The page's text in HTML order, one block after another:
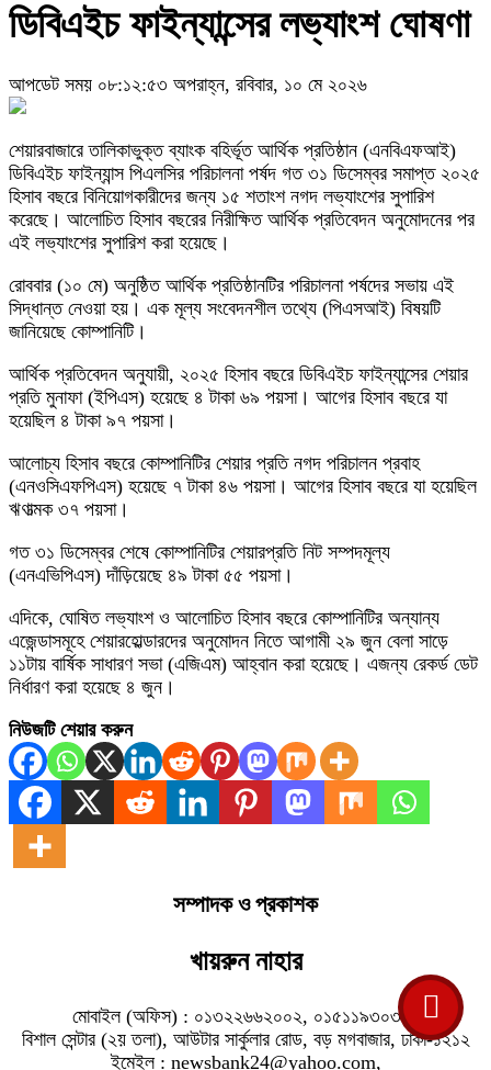
ডিবিএইচ ফাইন্যান্সের লভ্যাংশ ঘোষণা
আপডেট সময় ০৮:১২:৫৩ অপরাহ্ন, রবিবার, ১০ মে ২০২৬
শেয়ারবাজারে তালিকাভুক্ত ব্যাংক বহির্ভূত আর্থিক প্রতিষ্ঠান (এনবিএফআই)
ডিবিএইচ ফাইন্যান্স পিএলসির পরিচালনা পর্ষদ গত ৩১ ডিসেম্বর সমাপ্ত ২০২৫
হিসাব বছরে বিনিয়োগকারীদের জন্য ১৫ শতাংশ নগদ লভ্যাংশের সুপারিশ
করেছে। আলোচিত হিসাব বছরের নিরীক্ষিত আর্থিক প্রতিবেদন অনুমোদনের পর
এই লভ্যাংশের সুপারিশ করা হয়েছে।
রোববার (১০ মে) অনুষ্ঠিত আর্থিক প্রতিষ্ঠানটির পরিচালনা পর্ষদের সভায় এই
সিদ্ধান্ত নেওয়া হয়। এক মূল্য সংবেদনশীল তথ্যে (পিএসআই) বিষয়টি
জানিয়েছে কোম্পানিটি।
আর্থিক প্রতিবেদন অনুযায়ী, ২০২৫ হিসাব বছরে ডিবিএইচ ফাইন্যান্সের শেয়ার
প্রতি মুনাফা (ইপিএস) হয়েছে ৪ টাকা ৬৯ পয়সা। আগের হিসাব বছরে যা
হয়েছিল ৪ টাকা ৯৭ পয়সা।
আলোচ্য হিসাব বছরে কোম্পানিটির শেয়ার প্রতি নগদ পরিচালন প্রবাহ
(এনওসিএফপিএস) হয়েছে ৭ টাকা ৪৬ পয়সা। আগের হিসাব বছরে যা হয়েছিল
ঋণাত্মক ৩৭ পয়সা।
গত ৩১ ডিসেম্বর শেষে কোম্পানিটির শেয়ারপ্রতি নিট সম্পদমূল্য
(এনএভিপিএস) দাঁড়িয়েছে ৪৯ টাকা ৫৫ পয়সা।
এদিকে, ঘোষিত লভ্যাংশ ও আলোচিত হিসাব বছরে কোম্পানিটির অন্যান্য
এজেন্ডাসমূহে শেয়ারহোল্ডারদের অনুমোদন নিতে আগামী ২৯ জুন বেলা সাড়ে
১১টায় বার্ষিক সাধারণ সভা (এজিএম) আহ্বান করা হয়েছে। এজন্য রেকর্ড ডেট
নির্ধারণ করা হয়েছে ৪ জুন।
নিউজটি শেয়ার করুন
সম্পাদক ও প্রকাশক
খায়রুন নাহার
মোবাইল (অফিস) : ০১৩২২৬৬২০০২, ০১৫১১৯৩০৩১৬
বিশাল সেন্টার (২য় তলা), আউটার সার্কুলার রোড, বড় মগবাজার, ঢাকা-১২১২
ইমেইল : newsbank24@yahoo.com,